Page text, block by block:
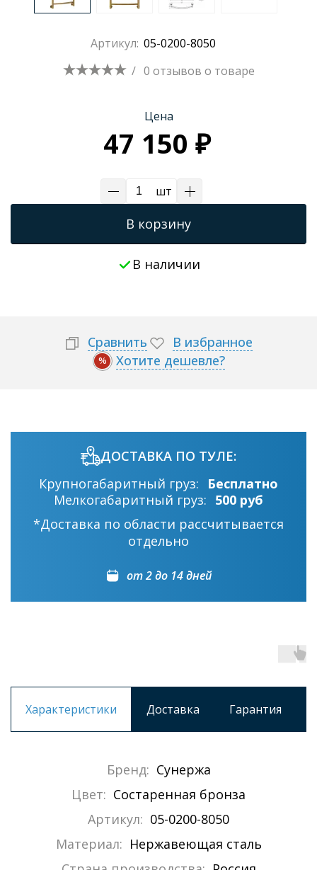
Трапы для душевых
Артикул: 05-0200-8050
/ 0 отзывов о товаре
Цена
47 150 ₽
шт
В корзину
В наличии
Сравнить В избранное
% Хотите дешевле?
ДОСТАВКА ПО ТУЛЕ:
Крупногабаритный груз:
Бесплатно
Мелкогабаритный груз: 500 руб
*Доставка по области рассчитывается
отдельно
от 2 до 14 дней
Характеристики Доставка Гарантия
Бренд: Сунержа
Цвет: Состаренная бронза
Артикул: 05-0200-8050
Материал: Нержавеющая сталь